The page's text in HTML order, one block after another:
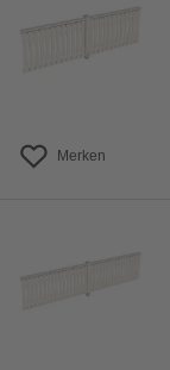
Merken